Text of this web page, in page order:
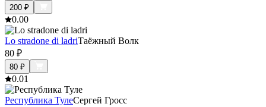
200 ₽
0.00
Lo stradone di ladriТаёжный Волк
80 ₽
80 ₽
0.01
Республика ТулеСергей Гросс